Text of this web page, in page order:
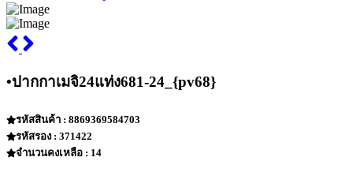
•ปากกาเมจิ24แท่ง681-24_{pv68}
รหัสสินค้า : 8869369584703
รหัสรอง : 371422
จำนวนคงเหลือ : 14